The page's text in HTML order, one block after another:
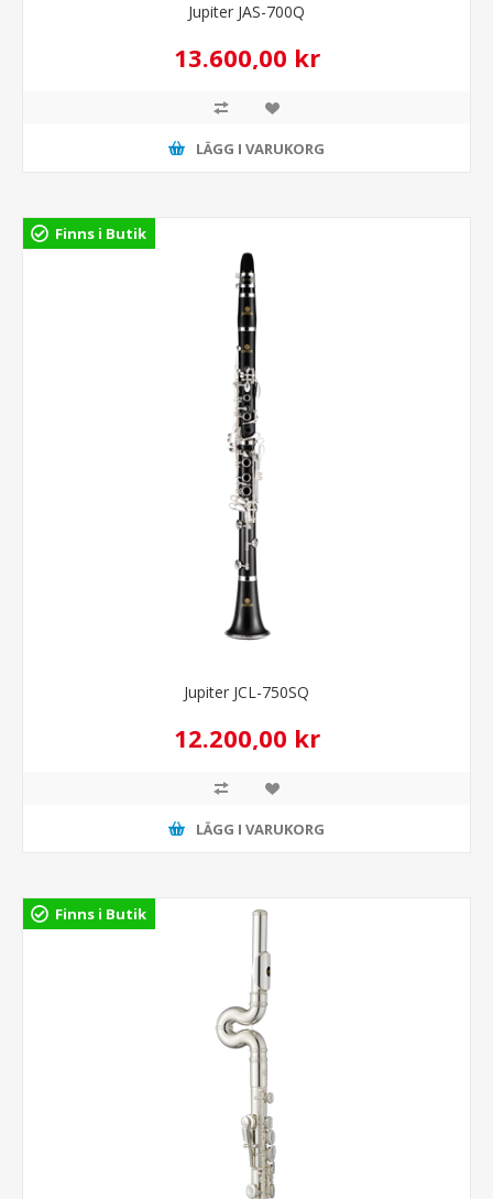
Jupiter JAS-700Q
13.600,00 kr
LÄGG I VARUKORG
Finns i Butik
Jupiter JCL-750SQ
12.200,00 kr
LÄGG I VARUKORG
Finns i Butik